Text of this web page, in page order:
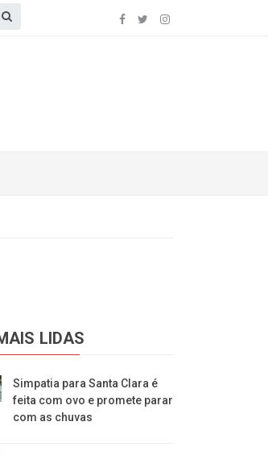
LIDAS
Simpatia para Santa Clara é
feita com ovo e promete parar
com as chuvas